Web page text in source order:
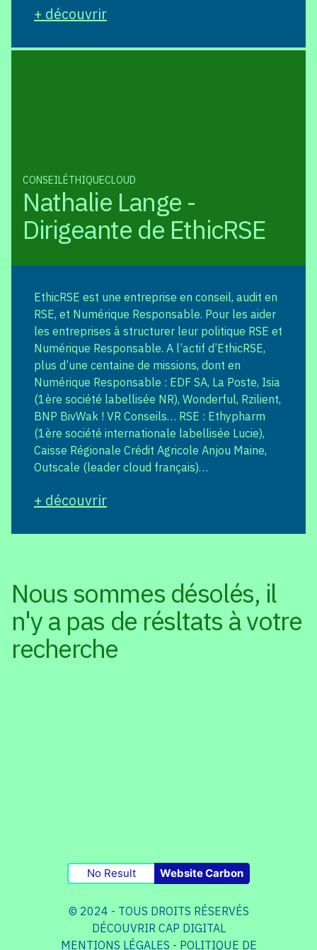
+ découvrir
CONSEILÉTHIQUECLOUD
Nathalie Lange -
Dirigeante de EthicRSE
EthicRSE est une entreprise en conseil, audit en
RSE, et Numérique Responsable. Pour les aider
les entreprises à structurer leur politique RSE et
Numérique Responsable. A l’actif d’EthicRSE,
plus d’une centaine de missions, dont en
Numérique Responsable : EDF SA, La Poste, Isia
(1ère société labellisée NR), Wonderful, Rzilient,
BNP BivWak ! VR Conseils… RSE : Ethypharm
(1ère société internationale labellisée Lucie),
Caisse Régionale Crédit Agricole Anjou Maine,
Outscale (leader cloud français)…
+ découvrir
Nous sommes désolés, il
n'y a pas de résltats à votre
recherche
© 2024 - TOUS DROITS RÉSERVÉS
No Result Website Carbon
DÉCOUVRIR CAP DIGITAL
MENTIONS LÉGALES - POLITIQUE DE